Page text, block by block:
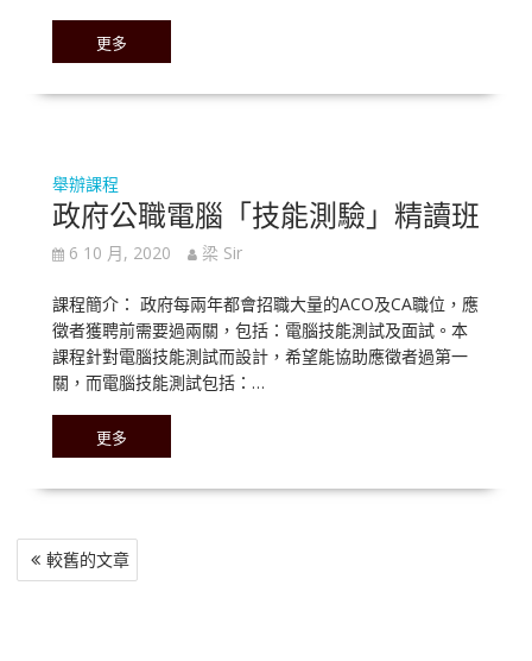
更多
舉辦課程
政府公職電腦「技能測驗」精讀班
6 10 月, 2020 梁 Sir
課程簡介： 政府每兩年都會招職大量的ACO及CA職位，應
徵者獲聘前需要過兩關，包括：電腦技能測試及面試。本
課程針對電腦技能測試而設計，希望能協助應徵者過第一
關，而電腦技能測試包括：…
更多
文
章
較舊的文章